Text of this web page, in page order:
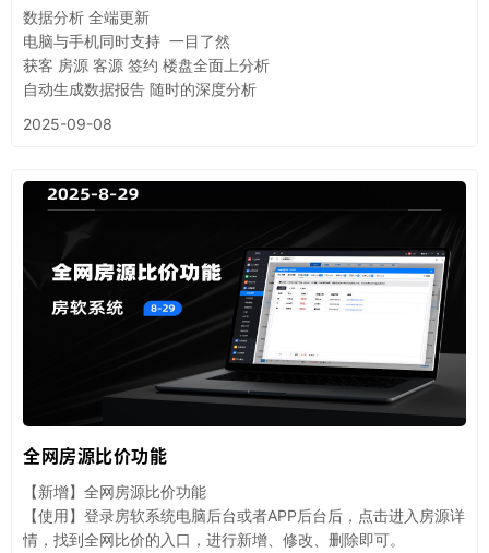
数据分析 全端更新
电脑与手机同时支持 一目了然
获客 房源 客源 签约 楼盘全面上分析
自动生成数据报告 随时的深度分析
2025-09-08
全网房源比价功能
【新增】全网房源比价功能
【使用】登录房软系统电脑后台或者APP后台后，点击进入房源详
情，找到全网比价的入口，进行新增、修改、删除即可。